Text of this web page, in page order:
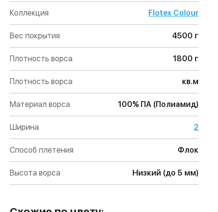
Коллекция Flotex Colour
Вес покрытия 4500 г
Плотность ворса 1800 г
Плотность ворса кв.м
Материал ворса 100% ПА (Полиамид)
Ширина 2
Способ плетения Флок
Высота ворса Низкий (до 5 мм)